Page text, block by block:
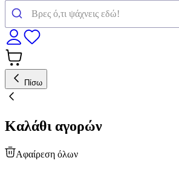
Πίσω
Καλάθι αγορών
Αφαίρεση όλων